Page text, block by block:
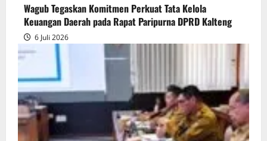
Wagub Tegaskan Komitmen Perkuat Tata Kelola
Keuangan Daerah pada Rapat Paripurna DPRD Kalteng
6 Juli 2026